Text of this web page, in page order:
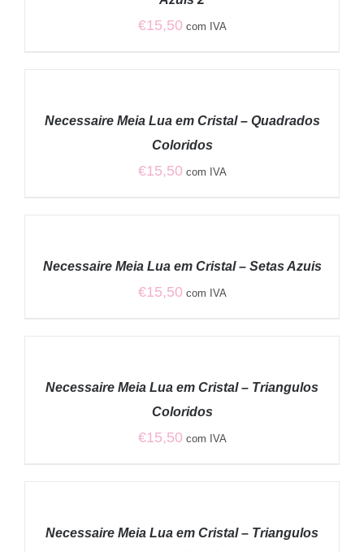
€15,50 com IVA
DETALHES
Necessaire Meia Lua em Cristal – Quadrados
Coloridos
€15,50 com IVA
DETALHES
Necessaire Meia Lua em Cristal – Setas Azuis
€15,50 com IVA
DETALHES
Necessaire Meia Lua em Cristal – Triangulos
Coloridos
€15,50 com IVA
DETALHES
Necessaire Meia Lua em Cristal – Triangulos